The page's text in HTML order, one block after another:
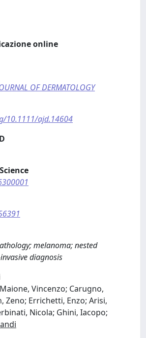
online
OF DERMATOLOGY
10.1111/ajd.14604
melanoma; nested
diagnosis
Vincenzo; Carugno,
Zeno; Errichetti, Enzo; Arisi,
Nicola; Ghini, Iacopo;